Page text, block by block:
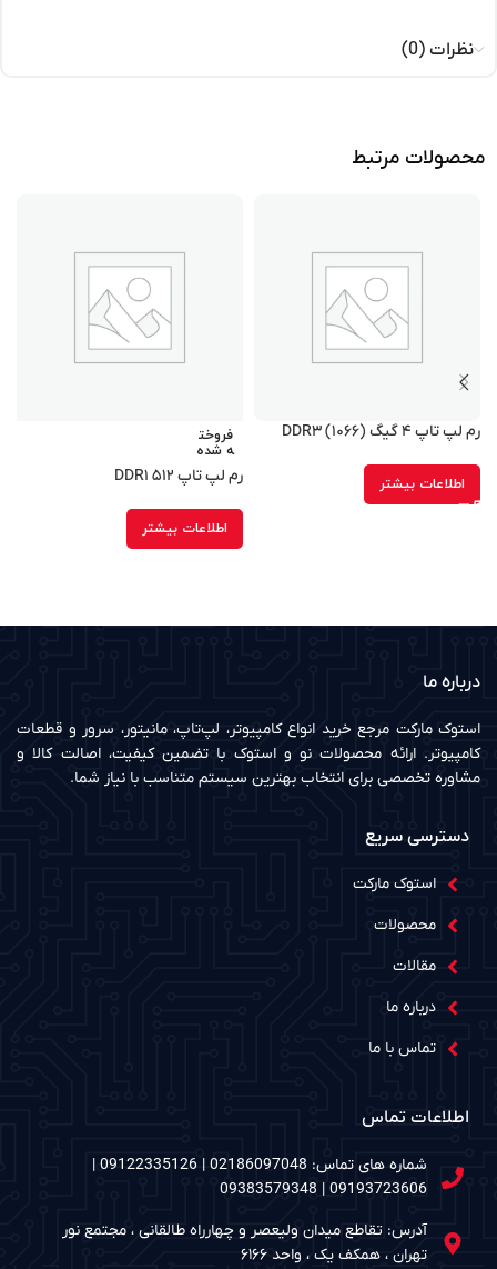
نظرات (0)
محصولات مرتبط
رم لپ تاپ ۴ گیگ DDR۳ (۱۰۶۶)
اطلاعات بیشتر
فروخت
ه شده
رم لپ تاپ ۵۱۲ DDR۱
اطلاعات بیشتر
درباره ما
استوک مارکت مرجع خرید انواع کامپیوتر، لپ‌تاپ، مانیتور، سرور و قطعات
کامپیوتر. ارائه محصولات نو و استوک با تضمین کیفیت، اصالت کالا و
مشاوره تخصصی برای انتخاب بهترین سیستم متناسب با نیاز شما.
دسترسی سریع
استوک مارکت
محصولات
مقالات
درباره ما
تماس با ما
اطلاعات تماس
شماره های تماس: 02186097048 | 09122335126 |
09193723606 | 09383579348
آدرس: تقاطع میدان ولیعصر و چهارراه طالقانی ، مجتمع نور
تهران ، همکف یک ، واحد ۶۱۶۶